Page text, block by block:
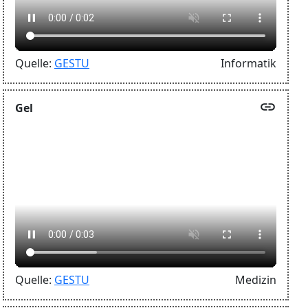
Quelle: GESTU Informatik
Gel link
Quelle: GESTU Medizin